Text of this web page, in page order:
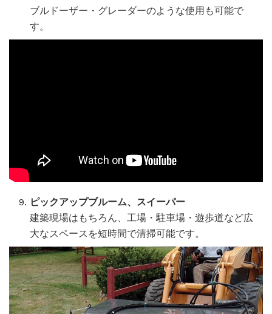
ブルドーザー・グレーダーのような使用も可能で
す。
ピックアップブルーム、スイーパー
建築現場はもちろん、工場・駐車場・遊歩道など広
大なスペースを短時間で清掃可能です。